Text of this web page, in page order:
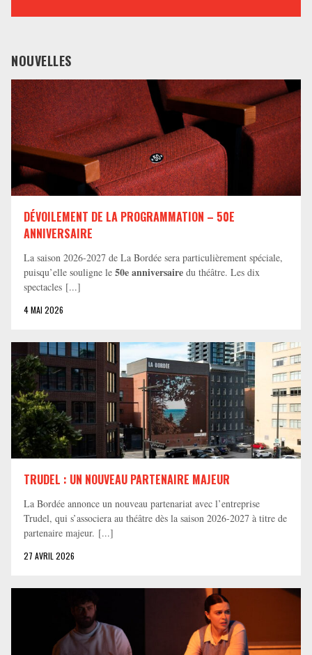
NOUVELLES
DÉVOILEMENT DE LA PROGRAMMATION – 50E
ANNIVERSAIRE
La saison 2026-2027 de La Bordée sera particulièrement spéciale,
puisqu’elle souligne le 50e anniversaire du théâtre. Les dix
spectacles [...]
4 MAI 2026
TRUDEL : UN NOUVEAU PARTENAIRE MAJEUR
La Bordée annonce un nouveau partenariat avec l’entreprise
Trudel, qui s’associera au théâtre dès la saison 2026-2027 à titre de
partenaire majeur. [...]
27 AVRIL 2026